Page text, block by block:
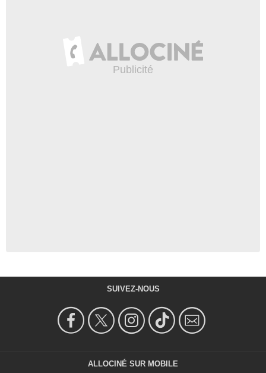
SUIVEZ-NOUS
ALLOCINÉ SUR MOBILE